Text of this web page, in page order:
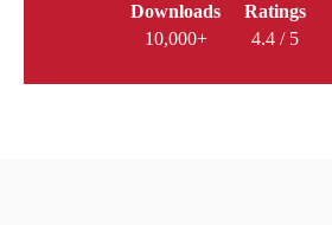
Downloads
10,000+
Ratings
4.4 / 5